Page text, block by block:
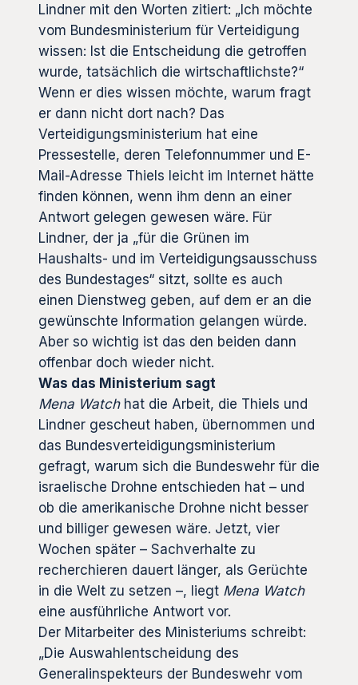
Lindner mit den Worten zitiert: „Ich möchte
vom Bundesministerium für Verteidigung
wissen: Ist die Entscheidung die getroffen
wurde, tatsächlich die wirtschaftlichste?“
Wenn er dies wissen möchte, warum fragt
er dann nicht dort nach? Das
Verteidigungsministerium hat eine
Pressestelle, deren Telefonnummer und E-
Mail-Adresse Thiels leicht im Internet hätte
finden können, wenn ihm denn an einer
Antwort gelegen gewesen wäre. Für
Lindner, der ja „für die Grünen im
Haushalts- und im Verteidigungsausschuss
des Bundestages“ sitzt, sollte es auch
einen Dienstweg geben, auf dem er an die
gewünschte Information gelangen würde.
Aber so wichtig ist das den beiden dann
offenbar doch wieder nicht.
Was das Ministerium sagt
Mena Watchhat die Arbeit, die Thiels und
Lindner gescheut haben, übernommen und
das Bundesverteidigungsministerium
gefragt, warum sich die Bundeswehr für die
israelische Drohne entschieden hat – und
ob die amerikanische Drohne nicht besser
und billiger gewesen wäre. Jetzt, vier
Wochen später – Sachverhalte zu
recherchieren dauert länger, als Gerüchte
in die Welt zu setzen –, liegt Mena Watch
eine ausführliche Antwort vor.
Der Mitarbeiter des Ministeriums schreibt:
„Die Auswahlentscheidung des
Generalinspekteurs der Bundeswehr vom